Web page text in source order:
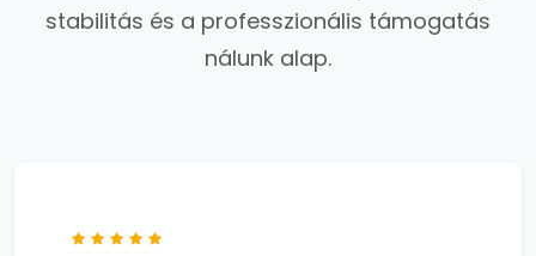
stabilitás és a professzionális támogatás
nálunk alap.